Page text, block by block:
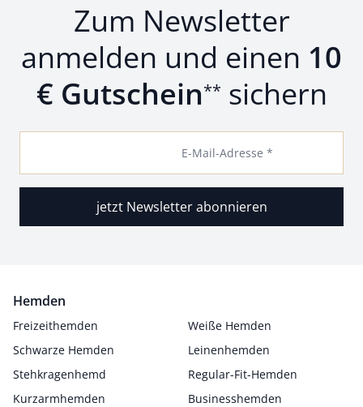
Zum Newsletter
anmelden und einen 10
€ Gutschein** sichern
E-Mail-Adresse *
jetzt Newsletter abonnieren
Hemden
Freizeithemden
Weiße Hemden
Schwarze Hemden
Leinenhemden
Stehkragenhemd
Regular-Fit-Hemden
Kurzarmhemden
Businesshemden